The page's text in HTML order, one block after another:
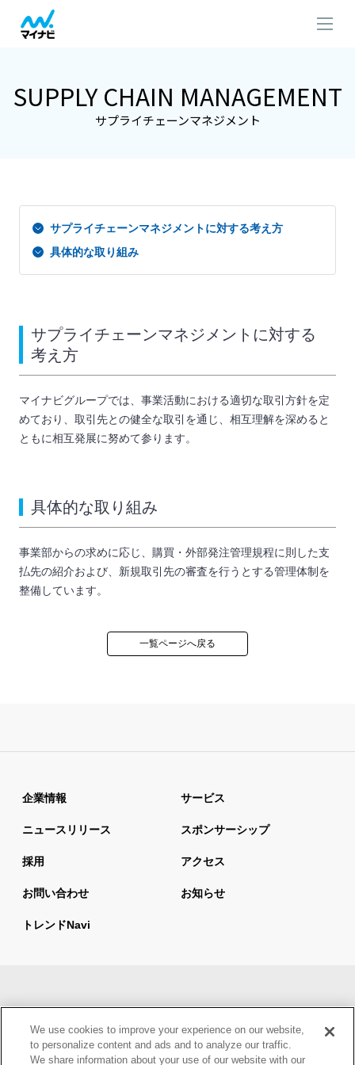
SUPPLY CHAIN MANAGEMENT
サプライチェーンマネジメント
サプライチェーンマネジメントに対する考え方
具体的な取り組み
サプライチェーンマネジメントに対する
考え方
マイナビグループでは、事業活動における適切な取引方針を定
めており、取引先との健全な取引を通じ、相互理解を深めると
ともに相互発展に努めて参ります。
具体的な取り組み
事業部からの求めに応じ、購買・外部発注管理規程に則した支
払先の紹介および、新規取引先の審査を行うとする管理体制を
整備しています。
一覧ページへ戻る
企業情報 サービス
ニュースリリース スポンサーシップ
採用 アクセス
お問い合わせ お知らせ
トレンドnavi
情報セキュリティ基本方針 個人情報保護方針
We use cookies to improve your experience on our website,
to personalize content and ads and to analyze our traffic.
We share information about your use of our website with our